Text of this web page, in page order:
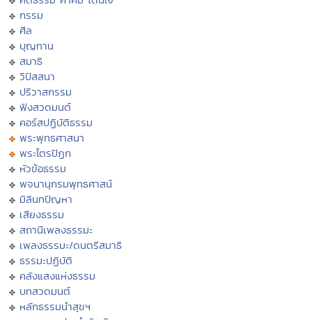
กรรม
ศีล
บุญทาน
สมาธิ
วิปัสสนา
ปริวาสกรรม
ฟังสวดมนต์
คอร์สปฏิบัติธรรม
พระพุทธศาสนา
พระไตรปิฏก
หัวข้อธรรม
พจนานุกรมพุทธศาสน์
มิลินทปัญหา
เสียงธรรม
สถานีเพลงธรรมะ
เพลงธรรมะ/ดนตรีสมาธิ
ธรรมะปฏิบัติ
คลังแสงแห่งธรรม
บทสวดมนต์
หลักธรรมนำสุขฯ